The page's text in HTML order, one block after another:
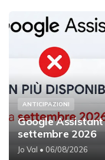
ANTICIPAZIONI
Google
settembre 2026
Jo Val • 06/08/2026